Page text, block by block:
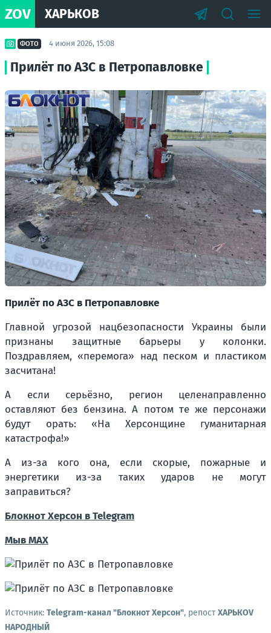
ZOV ХАРЬКОВ
ФОТО 4 июня 2026, 15:08
Прилёт по АЗС в Петропавловке
Прилёт по АЗС в Петропавловке
Главной угрозой нацбезопасности Украины были
признаны защитные барьеры у колонки.
Поздравляем, «перемога» над песком и пластиком
засчитана!
А если серьёзно, регион целенаправленно
оставляют без бензина. А потом те же персонажи
будут орать: «На Херсонщине гуманитарная
катастрофа!»
А из-за кого она, если скорые, пожарные и
энергетики из-за таких ударов не могут
заправиться?
Блокнот Херсон в Telegram
Мыв MAX
Источник: Telegram-канал "Блокнот Херсон", репостХАРЬКОV
НАРОДНЫЙ